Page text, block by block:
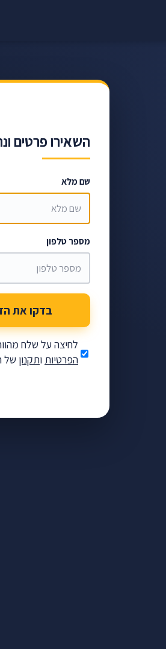
השאירו פרטים
שם מלא
מספר טלפון
בדקו את
לחיצה על שלח
הפרטיות ותקנון של
פנסיה
הצלחה בלבד.
שחשוב לבדוק.